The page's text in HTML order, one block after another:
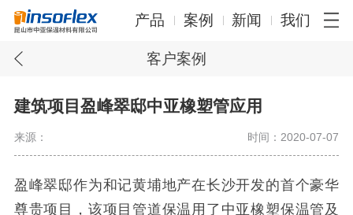
产品 案例 新闻 我们
客户案例
建筑项目盈峰翠邸中亚橡塑管应用
来源： 时间：2020-07-07
盈峰翠邸作为和记黄埔地产在长沙开发的首个豪华
尊贵项目，该项目管道保温用了中亚橡塑保温管及